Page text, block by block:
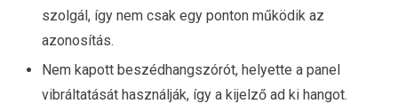
szolgál, így nem csak egy ponton működik az
azonosítás.
Nem kapott beszédhangszórót, helyette a panel
vibráltatását használják, így a kijelző ad ki hangot.